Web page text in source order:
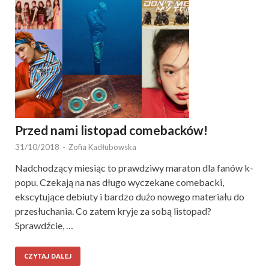
Przed nami listopad comebacków!
31/10/2018 - Zofia Kadłubowska
Nadchodzący miesiąc to prawdziwy maraton dla fanów k-
popu. Czekają na nas długo wyczekane comebacki,
ekscytujące debiuty i bardzo dużo nowego materiału do
przesłuchania. Co zatem kryje za sobą listopad?
Sprawdźcie, …
CZYTAJ DALEJ